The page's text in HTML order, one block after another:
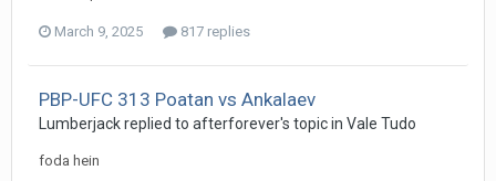
March 9, 2025 817 replies
PBP-UFC 313 Poatan vs Ankalaev
Lumberjackreplied to afterforever's topic in Vale Tudo
foda hein